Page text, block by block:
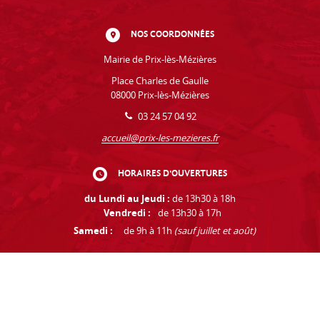
NOS COORDONNÉES
Mairie de Prix-lès-Mézières
Place Charles de Gaulle
08000 Prix-lès-Mézières
03 24 57 04 92
accueil@prix-les-mezieres.fr
HORAIRES D'OUVERTURES
du Lundi au Jeudi : de 13h30 à 18h
Vendredi :
de 13h30 à 17h
Samedi :
de 9h à 11h (sauf juillet et août)